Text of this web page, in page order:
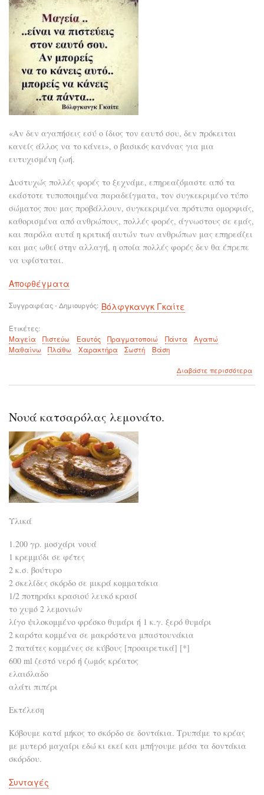
«Αν δεν αγαπήσεις εσύ ο ίδιος τον εαυτό σου, δεν πρόκειται
κανείς άλλος να το κάνει», ο βασικός κανόνας για μια
ευτυχισμένη ζωή.
Δυστυχώς πολλές φορές το ξεχνάμε, επηρεαζόμαστε από τα
εκάστοτε τυποποιημένα παραδείγματα, τον συγκεκριμένο τύπο
σώματος που μας προβάλλουν, συγκεκριμένα πρότυπα ομορφιάς,
καθορισμένα από ανθρώπους, πολλές φορές, άγνωστους σε εμάς,
και παρόλα αυτά η κριτική αυτών των ανθρώπων μας επηρεάζει
και μας ωθεί στην αλλαγή, η οποία πολλές φορές δεν θα έπρεπε
να υφίσταται.
Αποφθέγματα
Συγγραφέας - Δημιουργός Βόλφγκανγκ Γκαίτε
Ετικέτες
Μαγεία
Πιστεύω Εαυτός Πραγματοποιώ Πάντα
Αγαπώ
Μαθαίνω
Πλάθω Χαρακτήρα Σωστή Βάση
Διαβάστε περισσότεραγια
Νουά κατσαρόλας λεμονάτο.
Υλικά
1.200 γρ. μοσχάρι νουά
1 κρεμμύδι σε φέτες
2 κ.σ. βούτυρο
2 σκελίδες σκόρδο σε μικρά κομματάκια
1/2 ποτηράκι κρασιού λευκό κρασί
το χυμό 2 λεμονιών
λίγο ψιλοκομμένο φρέσκο θυμάρι ή 1 κ.γ. ξερό θυμάρι
2 καρότα κομμένα σε μακρόστενα μπαστουνάκια
2 πατάτες κομμένες σε κύβους [προαιρετικά] [*]
600 ml ζεστό νερό ή ζωμός κρέατος
ελαιόλαδο
αλάτι πιπέρι
Εκτέλεση
Κόβουμε κατά μήκος το σκόρδο σε δοντάκια. Τρυπάμε το κρέας
με μυτερό μαχαίρι εδώ κι εκεί και μπήγουμε μέσα τα δοντάκια
σκόρδου.
Συνταγές